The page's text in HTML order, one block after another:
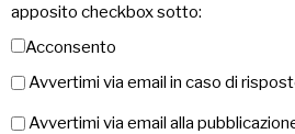
apposito checkbox sotto:
Acconsento
Avvertimi via email in caso di
Avvertimi via email alla